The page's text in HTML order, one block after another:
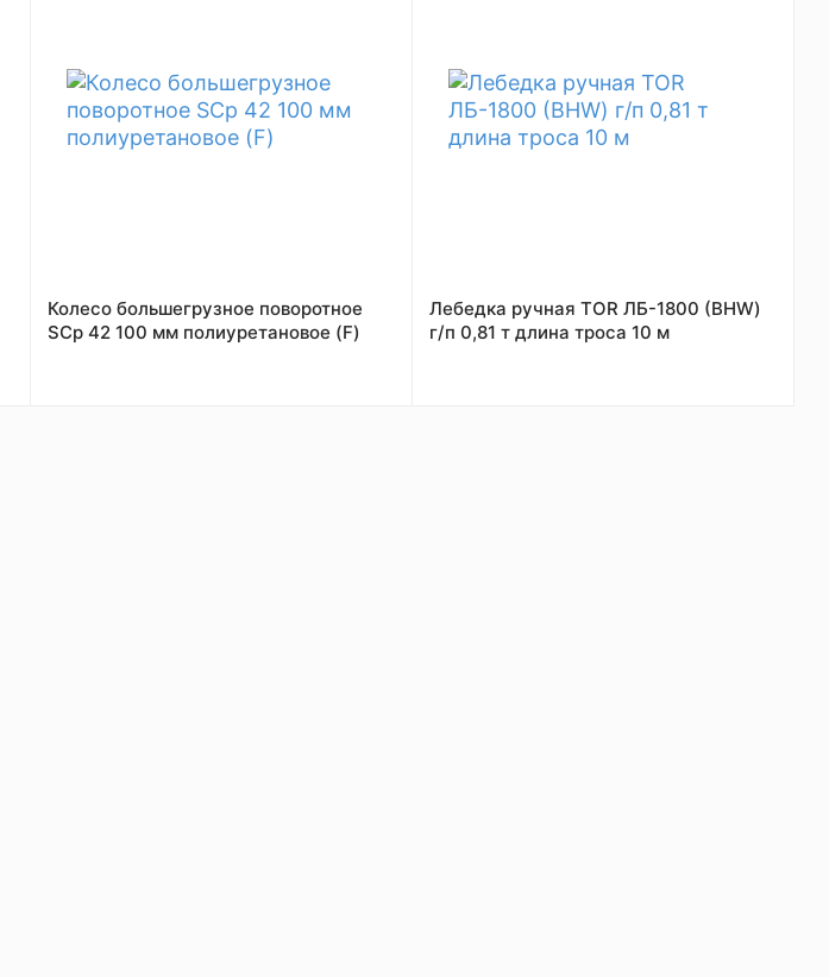
Колесо большегрузное поворотное
SCp 42 100 мм полиуретановое (F)
Лебедка ручная TOR ЛБ-1800 (BHW)
г/п 0,81 т длина троса 10 м